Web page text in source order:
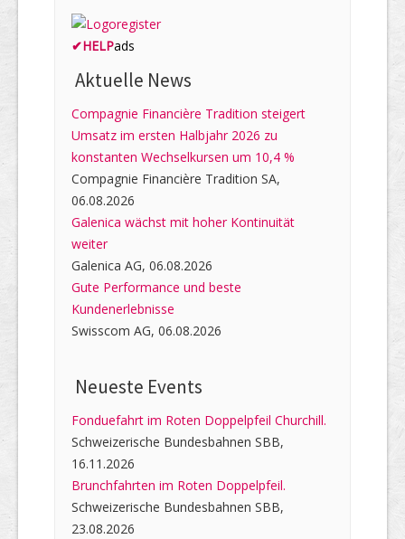
✔HELPads
Aktuelle News
Compagnie Financière Tradition steigert
Umsatz im ersten Halbjahr 2026 zu
konstanten Wechselkursen um 10,4 %
Compagnie Financière Tradition SA,
06.08.2026
Galenica wächst mit hoher Kontinuität
weiter
Galenica AG, 06.08.2026
Gute Performance und beste
Kundenerlebnisse
Swisscom AG, 06.08.2026
Neueste Events
Fonduefahrt im Roten Doppelpfeil Churchill.
Schweizerische Bundesbahnen SBB,
16.11.2026
Brunchfahrten im Roten Doppelpfeil.
Schweizerische Bundesbahnen SBB,
23.08.2026